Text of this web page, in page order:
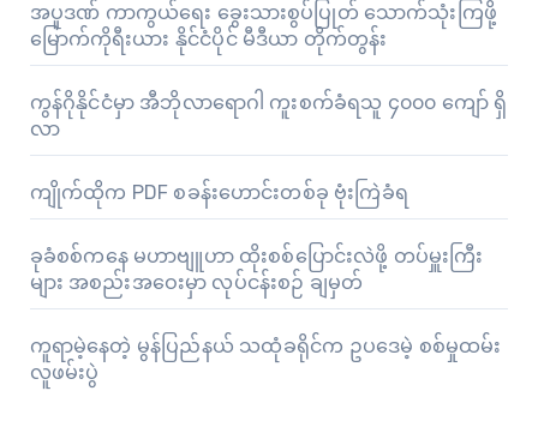
အပူဒဏ် ကာကွယ်ရေး ခွေးသားစွပ်ပြုတ် သောက်သုံးကြဖို့
မြောက်ကိုရီးယား နိုင်ငံပိုင် မီဒီယာ တိုက်တွန်း
ကွန်ဂိုနိုင်ငံမှာ အီဘိုလာရောဂါ ကူးစက်ခံရသူ ၄၀၀၀ ကျော် ရှိ
လာ
ကျိုက်ထိုက PDF စခန်းဟောင်းတစ်ခု ဗုံးကြဲခံရ
ခုခံစစ်ကနေ မဟာဗျူဟာ ထိုးစစ်ပြောင်းလဲဖို့ တပ်မှူးကြီး
များ အစည်းအဝေးမှာ လုပ်ငန်းစဉ် ချမှတ်
ကူရာမဲ့နေတဲ့ မွန်ပြည်နယ် သထုံခရိုင်က ဥပဒေမဲ့ စစ်မှုထမ်း
လူဖမ်းပွဲ